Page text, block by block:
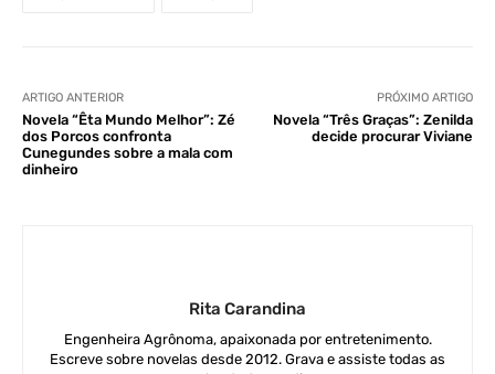
ARTIGO ANTERIOR
Novela “Êta Mundo Melhor”: Zé
dos Porcos confronta
Cunegundes sobre a mala com
dinheiro
PRÓXIMO ARTIGO
Novela “Três Graças”: Zenilda
decide procurar Viviane
Rita Carandina
Engenheira Agrônoma, apaixonada por entretenimento.
Escreve sobre novelas desde 2012. Grava e assiste todas as